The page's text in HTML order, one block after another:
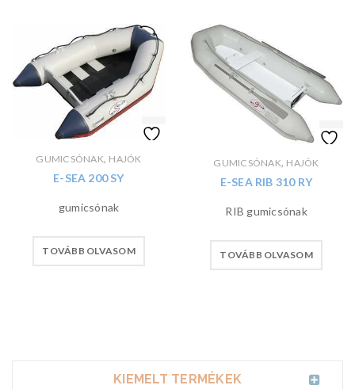
GUMICSÓNAK, HAJÓK
E-SEA 200 SY
gumicsónak
TOVÁBB OLVASOM
GUMICSÓNAK, HAJÓK
E-SEA RIB 310 RY
RIB gumicsónak
TOVÁBB OLVASOM
KIEMELT TERMÉKEK